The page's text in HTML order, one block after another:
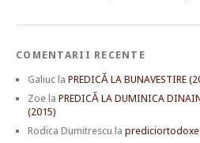
COMENTARII RECENTE
Galiuc la PREDICĂ LA BUNAVESTIRE
Zoe la PREDICĂ LA DUMINICA
(2015)
Rodica Dumitrescu la